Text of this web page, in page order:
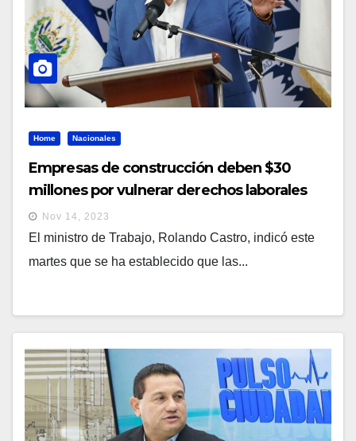
Home Nacionales
Empresas de construcción deben $30
millones por vulnerar derechos laborales
Nov 14, 2023
El ministro de Trabajo, Rolando Castro, indicó este
martes que se ha establecido que las...